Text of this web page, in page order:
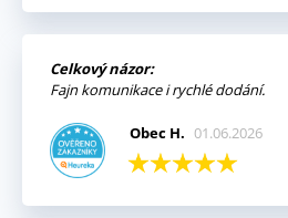
Celkový názor:
Fajn komunikace i rychlé dodání.
Obec H. 01.06.2026